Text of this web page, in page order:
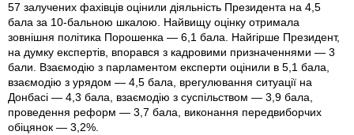
57 залучених фахівців оцінили діяльність Президента на 4,5
бала за 10-бальною шкалою. Найвищу оцінку отримала
зовнішня політика Порошенка — 6,1 бала. Найгірше Президент,
на думку експертів, впорався з кадровими призначеннями — 3
бали. Взаємодію з парламентом експерти оцінили в 5,1 бала,
взаємодію з урядом — 4,5 бала, врегулювання ситуації на
Донбасі — 4,3 бала, взаємодію з суспільством — 3,9 бала,
проведення реформ — 3,7 бала, виконання передвиборчих
обіцянок — 3,2%.